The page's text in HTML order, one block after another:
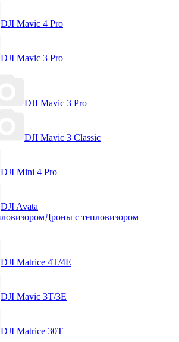
DJI Mavic 4 Pro
DJI Mavic 3 Pro
DJI Mavic 3 Pro
DJI Mavic 3 Classic
DJI Mini 4 Pro
DJI Avata
Дроны с тепловизором
DJI Matrice 4T/4E
DJI Mavic 3T/3E
DJI Matrice 30T